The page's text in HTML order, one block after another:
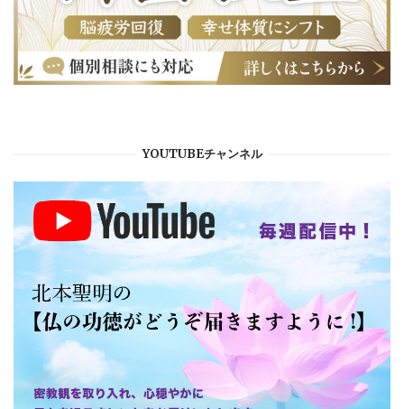
YOUTUBEチャンネル